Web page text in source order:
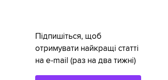
Підпишіться, щоб
отримувати найкращі статті
на e-mail (раз на два тижні)